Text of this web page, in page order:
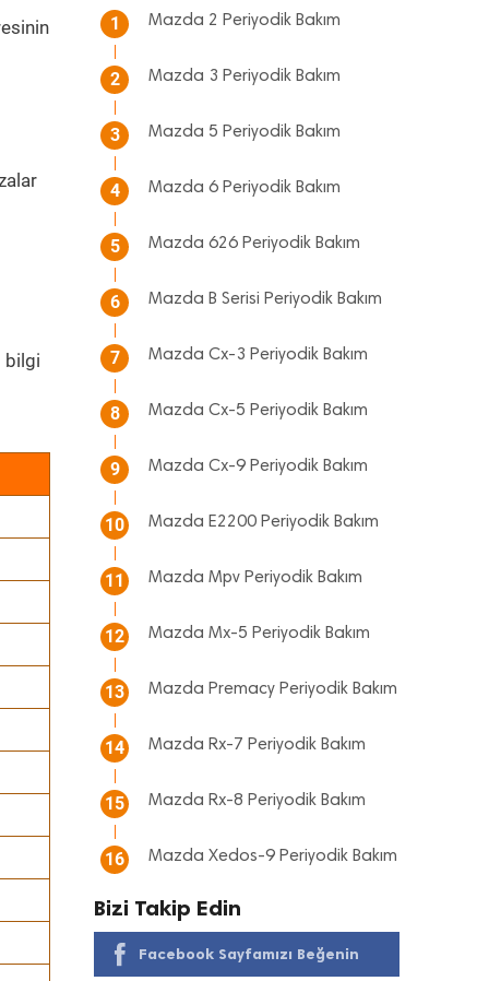
bilgi
1 Mazda 2 Periyodik Bakım
2 Mazda 3 Periyodik Bakım
3 Mazda 5 Periyodik Bakım
4 Mazda 6 Periyodik Bakım
5 Mazda 626 Periyodik Bakım
6 Mazda B Serisi Periyodik Bakım
7 Mazda Cx-3 Periyodik Bakım
8 Mazda Cx-5 Periyodik Bakım
9 Mazda Cx-9 Periyodik Bakım
10 Mazda E2200 Periyodik Bakım
11 Mazda Mpv Periyodik Bakım
12 Mazda Mx-5 Periyodik Bakım
13 Mazda Premacy Periyodik Bakım
14 Mazda Rx-7 Periyodik Bakım
15 Mazda Rx-8 Periyodik Bakım
16 Mazda Xedos-9 Periyodik Bakım
Bizi Takip Edin
Facebook Sayfamızı Beğenin